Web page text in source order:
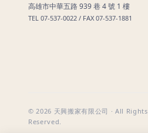
高雄市中華五路 939 巷 4 號 1 樓
TEL 07-537-0022 / FAX 07-537-1881
© 2026 天興搬家有限公司 · All Rights
Reserved.